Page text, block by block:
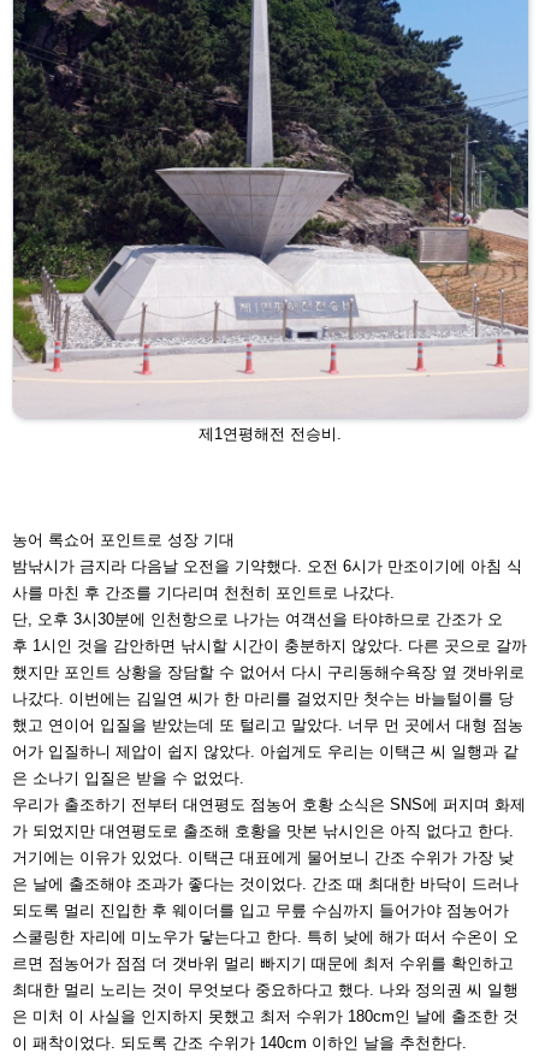
제1연평해전 전승비.
농어 록쇼어 포인트로 성장 기대
밤낚시가 금지라 다음날 오전을 기약했다. 오전 6시가 만조이기에 아침 식
사를 마친 후 간조를 기다리며 천천히 포인트로 나갔다.
단, 오후 3시30분에 인천항으로 나가는 여객선을 타야하므로 간조가 오
후 1시인 것을 감안하면 낚시할 시간이 충분하지 않았다. 다른 곳으로 갈까
했 지만 포인트 상황을 장담할 수 없어서 다시 구리동해수욕장 옆 갯바위로
나갔다. 이번에는 김일연 씨가 한 마리 를 걸었지만 첫수는 바늘털이를 당
했 고 연이어 입질을 받았는데 또 털리고 말았다. 너무 먼 곳에서 대형 점농
어가 입질하니 제압이 쉽지 않았다. 아쉽게 도 우리는 이택근 씨 일행과 같
은 소나기 입질은 받을 수 없었다.
우리가 출조하기 전부터 대연평도 점 농어 호황 소식은 SNS에 퍼지며 화제
가 되었지만 대연평도로 출조해 호황을 맛본 낚시인은 아직 없다고 한다.
거기에는 이유가 있었다. 이택근 대표에게 물어보니 간조 수위가 가장 낮
은 날에 출조해야 조과가 좋다는 것이었 다. 간조 때 최대한 바닥이 드러나
되 도록 멀리 진입한 후 웨이더를 입고 무릎 수심까지 들어가야 점농어가
스쿨링한 자리에 미노우가 닿는다고 한다. 특히 낮에 해가 떠서 수온이 오
르면 점농어가 점점 더 갯바위 멀리 빠지기 때문에 최저 수위를 확인하고
최대한 멀리 노리는 것이 무엇보다 중요하다고 했다. 나와 정의권 씨 일행
은 미처 이 사실을 인지하지 못했고 최저 수위가 180cm인 날에 출조한 것
이 패 착이었다. 되도록 간조 수위가 140cm 이하인 날을 추천한다.